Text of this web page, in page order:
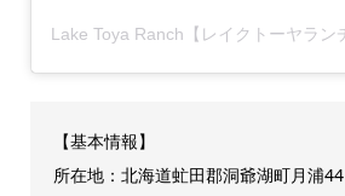
【基本情報】
所在地：北海道虻田郡洞爺湖町月浦44